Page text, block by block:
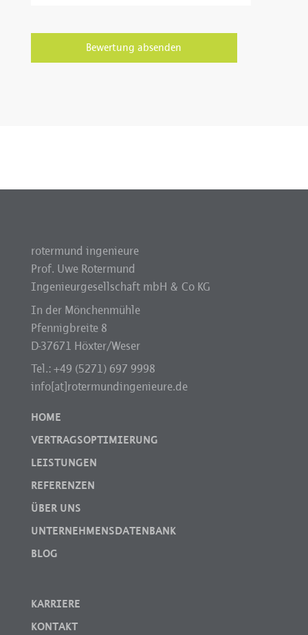
rotermund ingenieure
Prof. Uwe Rotermund
Ingenieurgesellschaft mbH & Co KG
In der Mönchenmühle
Pfennigbreite 8
D-37671 Höxter/Weser
Tel.: +49 (5271) 697 9998
info[at]rotermundingenieure.de
HOME
VERTRAGSOPTIMIERUNG
LEISTUNGEN
REFERENZEN
ÜBER UNS
UNTERNEHMENSDATENBANK
BLOG
KARRIERE
KONTAKT